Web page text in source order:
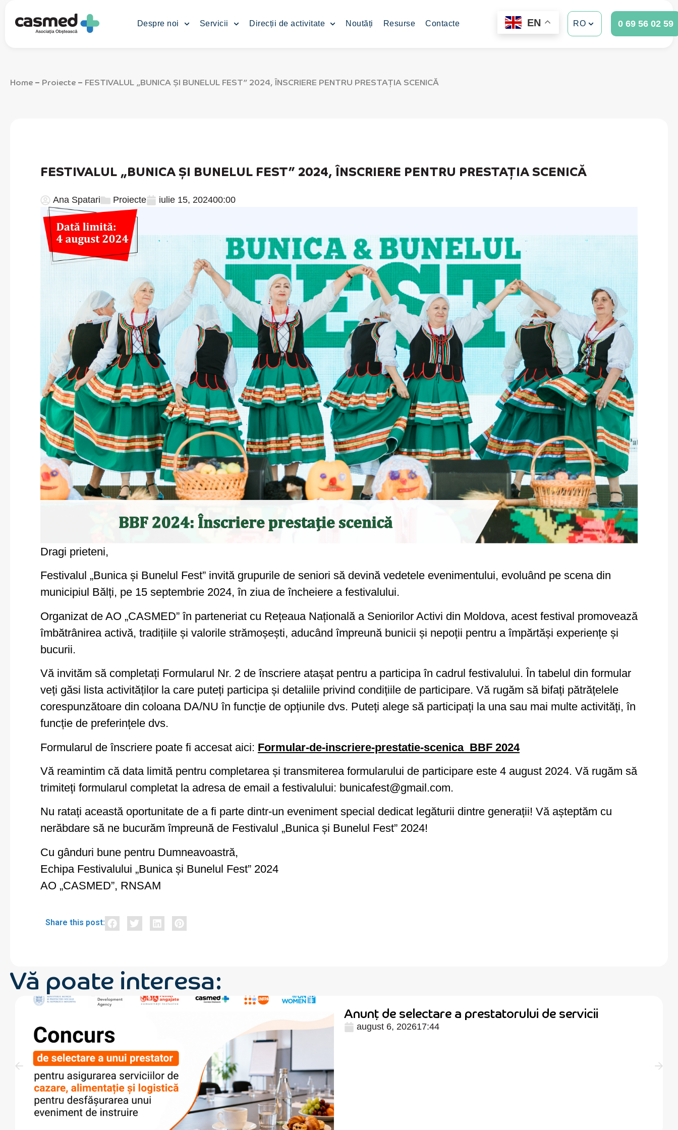
Despre noi Servicii Direcții de activitate Noutăți Resurse Contacte EN RO 0 69 56 02 59
Home – Proiecte – FESTIVALUL „BUNICA ȘI BUNELUL FEST” 2024, ÎNSCRIERE PENTRU PRESTAȚIA SCENICĂ
FESTIVALUL „BUNICA ȘI BUNELUL FEST” 2024, ÎNSCRIERE PENTRU PRESTAȚIA SCENICĂ
Ana Spatari Proiecte iulie 15, 202400:00
Dragi prieteni,
Festivalul „Bunica și Bunelul Fest” invită grupurile de seniori să devină vedetele evenimentului, evoluând pe scena din
municipiul Bălți, pe 15 septembrie 2024, în ziua de încheiere a festivalului.
Organizat de AO „CASMED” în parteneriat cu Rețeaua Națională a Seniorilor Activi din Moldova, acest festival promovează
îmbătrânirea activă, tradițiile și valorile strămoșești, aducând împreună bunicii și nepoții pentru a împărtăși experiențe și
bucurii.
Vă invităm să completați Formularul Nr. 2 de înscriere atașat pentru a participa în cadrul festivalului. În tabelul din formular
veți găsi lista activităților la care puteți participa și detaliile privind condițiile de participare. Vă rugăm să bifați pătrățelele
corespunzătoare din coloana DA/NU în funcție de opțiunile dvs. Puteți alege să participați la una sau mai multe activități, în
funcție de preferințele dvs.
Formularul de înscriere poate fi accesat aici: Formular-de-inscriere-prestatie-scenica_BBF 2024
Vă reamintim că data limită pentru completarea și transmiterea formularului de participare este 4 august 2024. Vă rugăm să
trimiteți formularul completat la adresa de email a festivalului: bunicafest@gmail.com.
Nu ratați această oportunitate de a fi parte dintr-un eveniment special dedicat legăturii dintre generații! Vă așteptăm cu
nerăbdare să ne bucurăm împreună de Festivalul „Bunica și Bunelul Fest” 2024!
Cu gânduri bune pentru Dumneavoastră,
Echipa Festivalului „Bunica și Bunelul Fest” 2024
AO „CASMED”, RNSAM
Share this post:
Vă poate interesa:
Anunț de selectare a prestatorului de servicii
august 6, 202617:44